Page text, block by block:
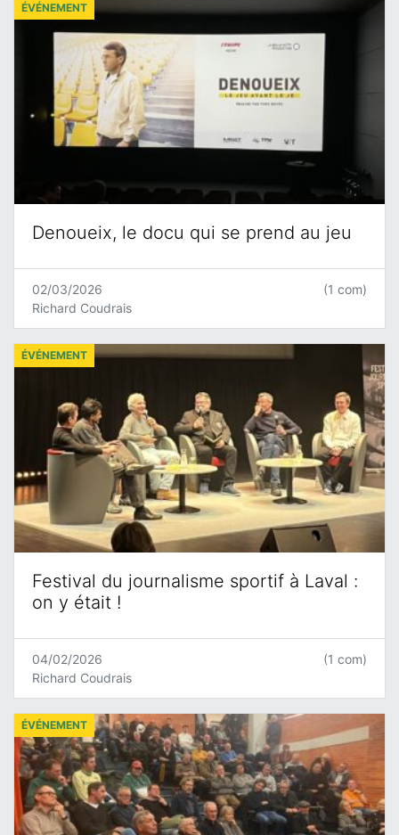
Denoueix, le docu qui se prend au jeu
ÉVÉNEMENT
02/03/2026
Richard Coudrais
(1 com)
Festival du journalisme sportif à Laval :
on y était !
ÉVÉNEMENT
04/02/2026
Richard Coudrais
(1 com)
ÉVÉNEMENT